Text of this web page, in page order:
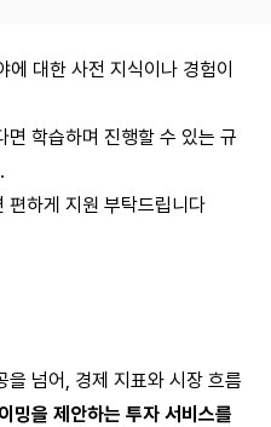
대한 사전 지식이나 경험이
면 학습하며 진행할 수 있는 규
편하게 지원 부탁드립니다
을 넘어, 경제 지표와 시장 흐름
밍을 제안하는 투자 서비스를